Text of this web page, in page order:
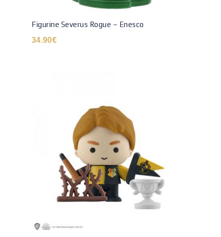
Figurine Severus Rogue – Enesco
34.90€